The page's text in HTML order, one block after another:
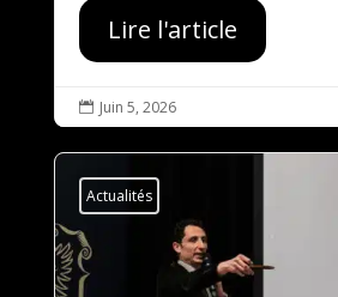
Lire l'article
 Juin 5, 2026
Actualités